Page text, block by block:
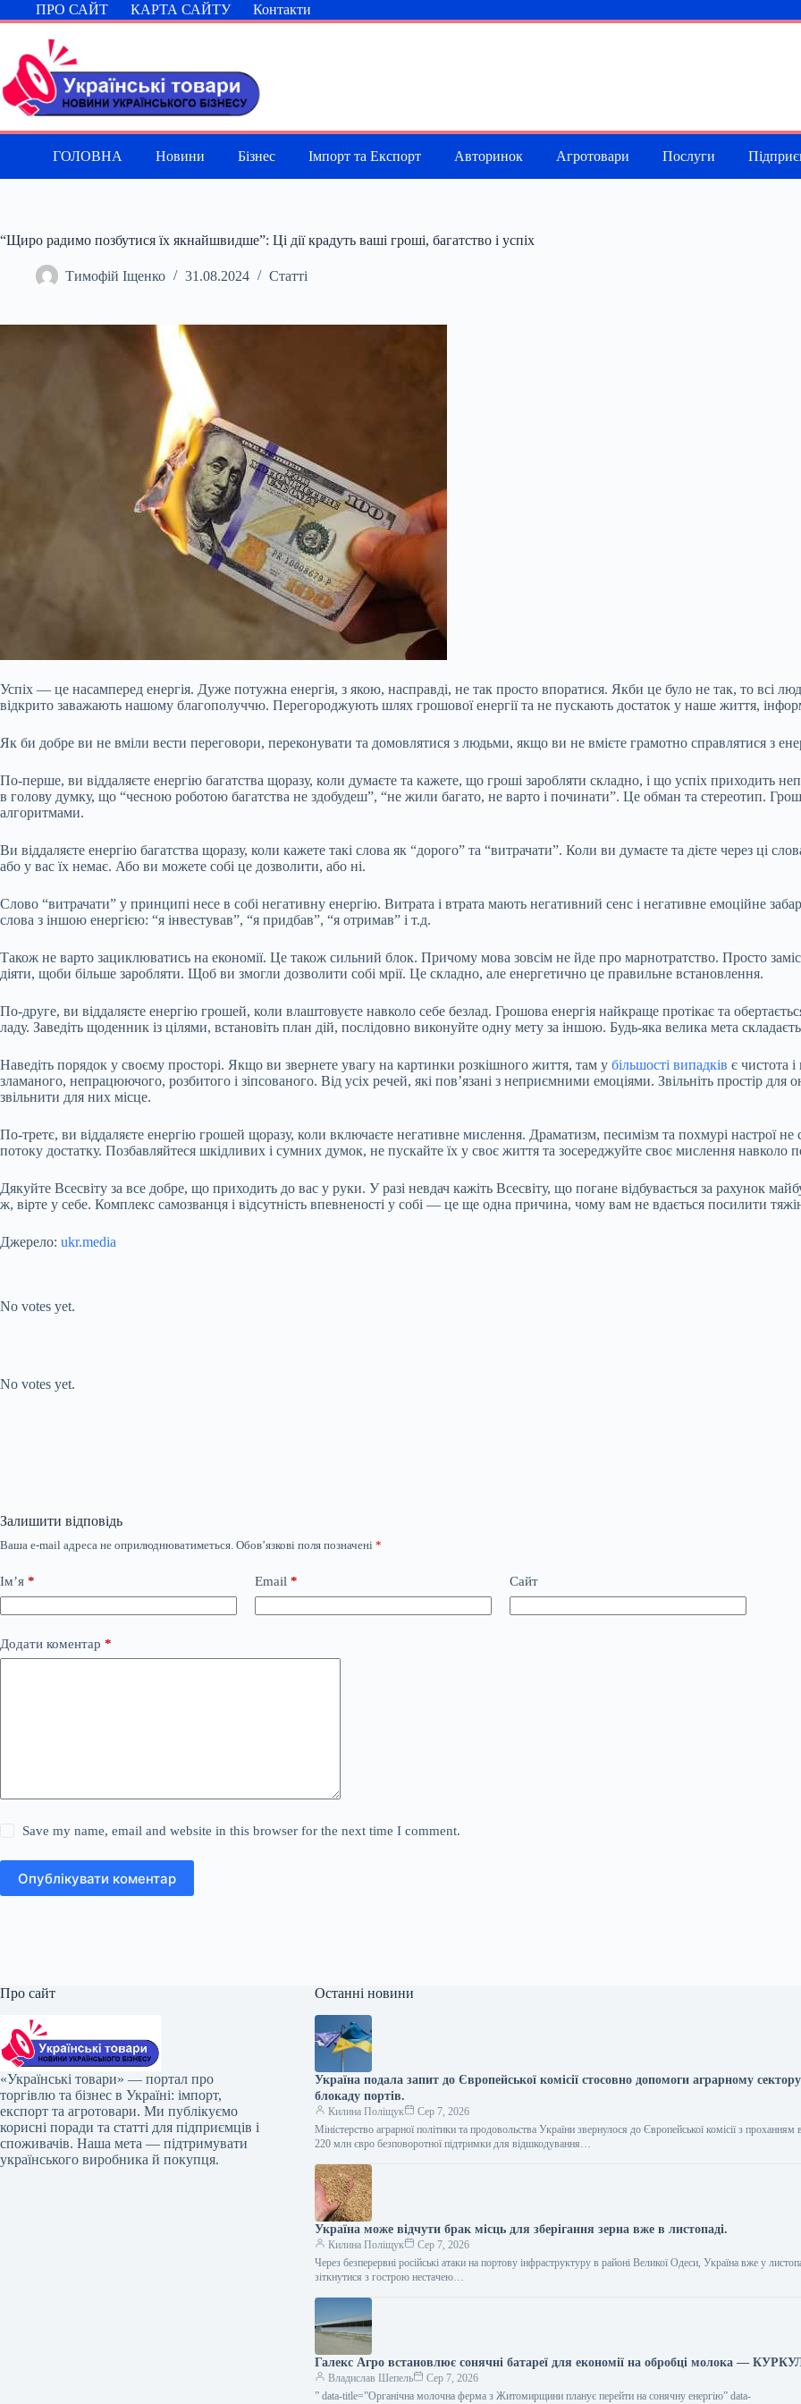
Перейти
до
ПРО САЙТ КАРТА САЙТУ Контакти
ГОЛОВНА Новини Бізнес Імпорт та Експорт Авторинок Агротовари Послуги
“Щиро радимо позбутися їх якнайшвидше”: Ці дії крадуть ваші гроші, багатство і успіх
Тимофій Іщенко 31.08.2024 Статті
Успіх — це насамперед енергія. Дуже потужна енергія, з якою, насправді, не так просто впоратися. Якби це було не так, то всі
відкрито заважають нашому благополуччю. Перегороджують шлях грошової енергії та не пускають достаток у наше життя,
Як би добре ви не вміли вести переговори, переконувати та домовлятися з людьми, якщо ви не вмієте грамотно справлятися з
По-перше, ви віддаляєте енергію багатства щоразу, коли думаєте та кажете, що гроші заробляти складно, і що успіх приходить
в голову думку, що “чесною роботою багатства не здобудеш”, “не жили багато, не варто і починати”. Це обман та стереотип.
алгоритмами.
Ви віддаляєте енергію багатства щоразу, коли кажете такі слова як “дорого” та “витрачати”. Коли ви думаєте та дієте через ці
або у вас їх немає. Або ви можете собі це дозволити, або ні.
Слово “витрачати” у принципі несе в собі негативну енергію. Витрата і втрата мають негативний сенс і негативне емоційне
слова з іншою енергією: “я інвестував”, “я придбав”, “я отримав” і т.д.
Також не варто зациклюватись на економії. Це також сильний блок. Причому мова зовсім не йде про марнотратство. Просто
діяти, щоби більше заробляти. Щоб ви змогли дозволити собі мрії. Це складно, але енергетично це правильне встановлення.
По-друге, ви віддаляєте енергію грошей, коли влаштовуєте навколо себе безлад. Грошова енергія найкраще протікає та
ладу. Заведіть щоденник із цілями, встановіть план дій, послідовно виконуйте одну мету за іншою. Будь-яка велика мета
Наведіть порядок у своєму просторі. Якщо ви звернете увагу на картинки розкішного життя, там у більшості випадків є чистота
зламаного, непрацюючого, розбитого і зіпсованого. Від усіх речей, які пов’язані з неприємними емоціями. Звільніть простір
звільнити для них місце.
По-третє, ви віддаляєте енергію грошей щоразу, коли включаєте негативне мислення. Драматизм, песимізм та похмурі настрої
потоку достатку. Позбавляйтеся шкідливих і сумних думок, не пускайте їх у своє життя та зосереджуйте своє мислення навколо
Дякуйте Всесвіту за все добре, що приходить до вас у руки. У разі невдач кажіть Всесвіту, що погане відбувається за рахунок
ж, вірте у себе. Комплекс самозванця і відсутність впевненості у собі — це ще одна причина, чому вам не вдається посилити
Джерело: ukr.media
No votes yet.
No votes yet.
Залишити відповідь
Ваша e-mail адреса не оприлюднюватиметься. Обов’язкові поля позначені *
Ім’я * Email * Сайт
Додати коментар *
Save my name, email and website in this browser for the next time I comment.
Опублікувати коментар
Про сайт
«Українські товари» — портал про
торгівлю та бізнес в Україні: імпорт,
експорт та агротовари. Ми публікуємо
корисні поради та статті для підприємців і
споживачів. Наша мета — підтримувати
українського виробника й покупця.
Останні новини
Україна подала запит до Європейської комісії стосовно допомоги аграрному
блокаду портів.
Килина Поліщук
Сер 7, 2026
Міністерство аграрної політики та продовольства України звернулося до Європейської комісії з проханням
220 млн євро безповоротної підтримки для відшкодування…
Україна може відчути брак місць для зберігання зерна вже в листопаді.
Килина Поліщук
Сер 7, 2026
Через безперервні російські атаки на портову інфраструктуру в районі Великої Одеси, Україна вже у
зіткнутися з гострою нестачею…
Галекс Агро встановлює сонячні батареї для економії на обробці молока —
Владислав Шепель
Сер 7, 2026
” data-title=”Органічна молочна ферма з Житомирщини планує перейти на сонячну енергію” data-